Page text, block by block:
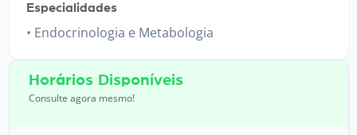
Especialidades
Endocrinologia e Metabologia
Horários Disponíveis
Consulte agora mesmo!